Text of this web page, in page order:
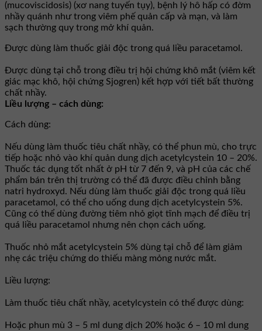
(mucoviscidosis) (xơ nang tuyến tụy), bệnh lý hô hấp có đờm
nhầy quánh như trong viêm phế quản cấp và mạn, và làm
sạch thường quy trong mở khí quản.
Ðược dùng làm thuốc giải độc trong quá liều paracetamol.
Ðược dùng tại chỗ trong điều trị hội chứng khô mắt (viêm kết
giác mạc khô, hội chứng Sjogren) kết hợp với tiết bất thường
chất nhầy.
Liều lượng – cách dùng:
Cách dùng:
Nếu dùng làm thuốc tiêu chất nhầy, có thể phun mù, cho trực
tiếp hoặc nhỏ vào khí quản dung dịch acetylcystein 10 – 20%.
Thuốc tác dụng tốt nhất ở pH từ 7 đến 9, và pH của các chế
phẩm bán trên thị trường có thể đã được điều chỉnh bằng
natri hydroxyd. Nếu dùng làm thuốc giải độc trong quá liều
paracetamol, có thể cho uống dung dịch acetylcystein 5%.
Cũng có thể dùng đường tiêm nhỏ giọt tĩnh mạch để điều trị
quá liều paracetamol nhưng nên chọn cách uống.
Thuốc nhỏ mắt acetylcystein 5% dùng tại chỗ để làm giảm
nhẹ các triệu chứng do thiếu màng mỏng nước mắt.
Liều lượng:
Làm thuốc tiêu chất nhầy, acetylcystein có thể được dùng:
Hoặc phun mù 3 – 5 ml dung dịch 20% hoặc 6 – 10 ml dung